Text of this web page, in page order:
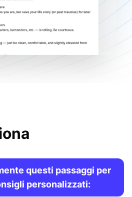
questi passaggi per
personalizzati: